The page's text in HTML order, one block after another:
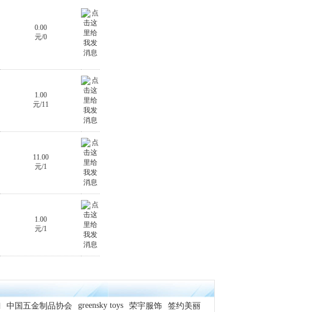
0.00
元/0
1.00
元/11
11.00
元/1
1.00
元/1
中国五金制品协会 greensky toys 荣宇服饰 签约美丽